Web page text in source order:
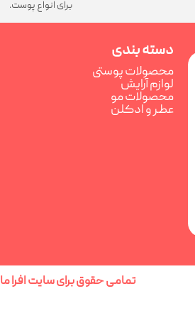
برای انواع پوست.
دسته بندی
محصولات پوستی
لوازم آرایش
محصولات مو
عطر و ادکلن
تمامی حقوق برای سایت افرا